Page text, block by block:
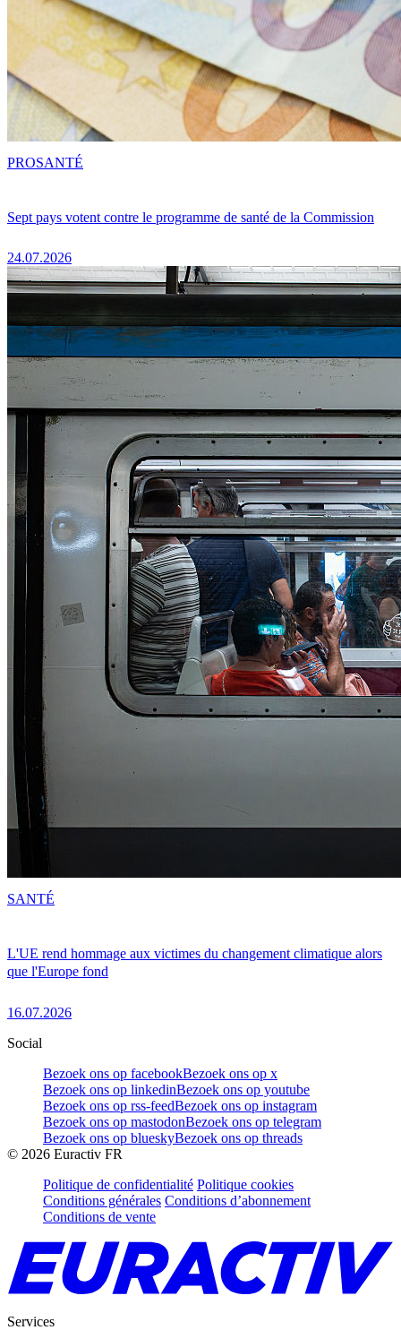
Sept pays votent contre le programme de santé de la Commission
24.07.2026
PROSANTÉ
L'UE rend hommage aux victimes du changement climatique alors
que l'Europe fond
16.07.2026
SANTÉ
Social
Bezoek ons op facebookBezoek ons op x
Bezoek ons op linkedinBezoek ons op youtube
Bezoek ons op rss-feedBezoek ons op instagram
Bezoek ons op mastodonBezoek ons op telegram
Bezoek ons op blueskyBezoek ons op threads
© 2026 Euractiv FR
Politique de confidentialité Politique cookies
Conditions générales Conditions d’abonnement
Conditions de vente
Services